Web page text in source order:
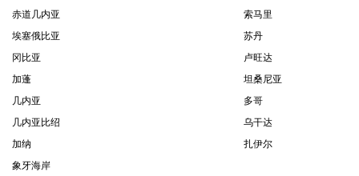
赤道几内亚
索马里
埃塞俄比亚
苏丹
冈比亚
卢旺达
加蓬
坦桑尼亚
几内亚
多哥
几内亚比绍
乌干达
加纳
扎伊尔
象牙海岸